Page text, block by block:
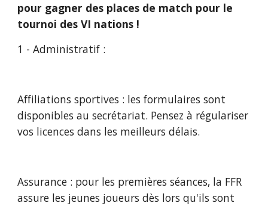
pour gagner des places de match pour le
tournoi des VI nations !
1 - Administratif :
Affiliations sportives : les formulaires sont
disponibles au secrétariat. Pensez à régulariser
vos licences dans les meilleurs délais.
Assurance : pour les premières séances, la FFR
assure les jeunes joueurs dès lors qu'ils sont